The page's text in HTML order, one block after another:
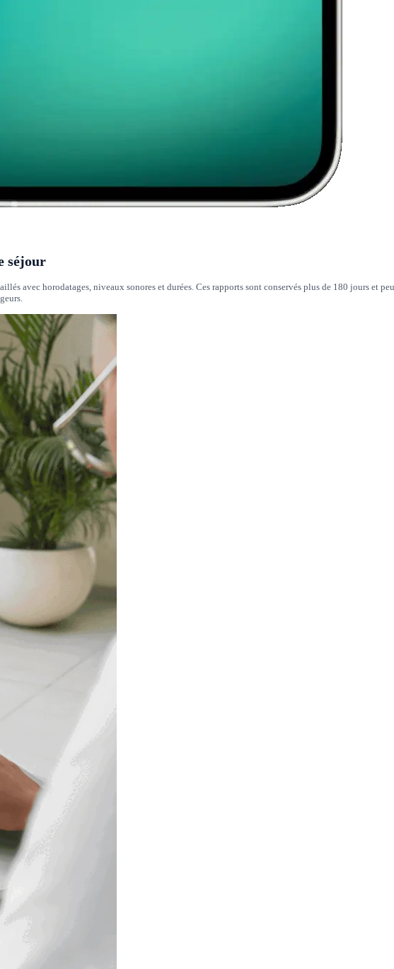
séjour
avec horodatages, niveaux sonores et durées. Ces rapports sont conservés plus de 180 jours et